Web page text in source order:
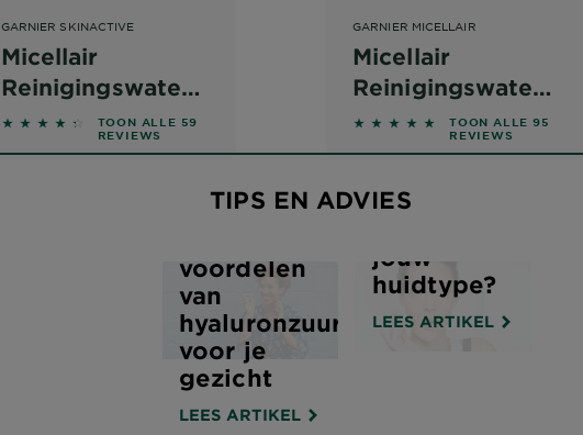
GARNIER SKINACTIVE
Micellair
Reinigingswater
in Olie
4.2881 out of 5 stars based on reviews
TOON ALLE 59
REVIEWS
GARNIER MICELLAIR
Micellair
Reinigingswater
voor de
Gevoelige Huid
4.6526 out of 5 stars
TOON ALLE 95
REVIEWS
TIPS EN ADVIES
voordelen
van
hyaluronzuur
voor je
gezicht
LEES ARTIKEL
Welke
zijn het
jouw
huidtype?
LEES ARTIKEL